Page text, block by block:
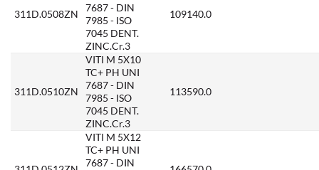
311D.0508ZN
7687 - DIN
7985 - ISO
7045 DENT.
ZINC.Cr.3
109140.0
311D.0510ZN
VITI M 5X10
TC+ PH UNI
7687 - DIN
7985 - ISO
7045 DENT.
ZINC.Cr.3
113590.0
VITI M 5X12
TC+ PH UNI
7687 - DIN